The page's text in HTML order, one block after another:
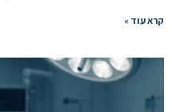
קרא עוד »